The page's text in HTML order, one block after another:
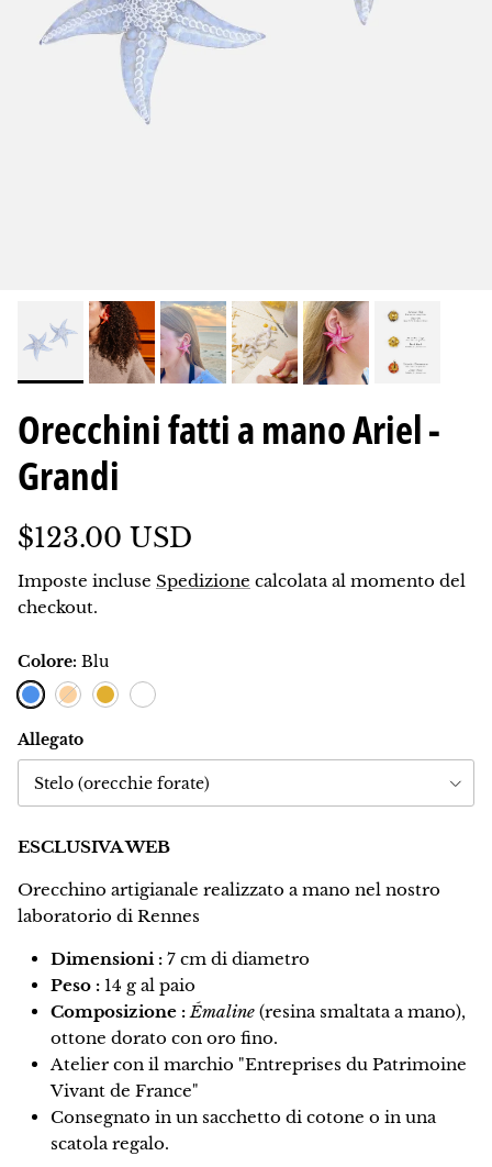
Orecchini fatti a mano Ariel -
Grandi
$123.00 USD
Imposte incluse Spedizione calcolata al momento del
checkout.
Colore: Blu
Blu Arancione
Oro Bianco
Allegato
Stelo (orecchie forate)
ESCLUSIVA WEB
Orecchino artigianale realizzato a mano nel nostro
laboratorio di Rennes
Dimensioni : 7 cm di diametro
Peso : 14 g al paio
Composizione : Émaline (resina smaltata a mano),
ottone dorato con oro fino.
Atelier con il marchio "Entreprises du Patrimoine
Vivant de France"
Consegnato in un sacchetto di cotone o in una
scatola regalo.